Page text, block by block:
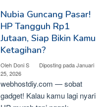
Nubia Guncang Pasar!
HP Tangguh Rp1
Jutaan, Siap Bikin Kamu
Ketagihan?
Oleh Doni S Diposting padaJanuari
25, 2026
webhostdiy.com — sobat
gadget! Kalau kamu lagi nyari